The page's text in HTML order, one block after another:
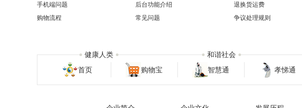
手机端问题
购物流程
后台功能介绍
常见问题
退换货运费
争议处理规则
首页 购物宝 智慧通 孝悌通
健康人类 和谐社会